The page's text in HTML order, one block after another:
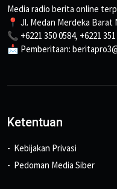
Media radio berita online
📍 Jl. Medan Merdeka Barat
📞 +6221 350 0584, +6221
📩 Pemberitaan:
Ketentuan
Kebijakan Privasi
Pedoman Media Siber